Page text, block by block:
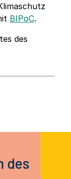
BIPoC.
des
des